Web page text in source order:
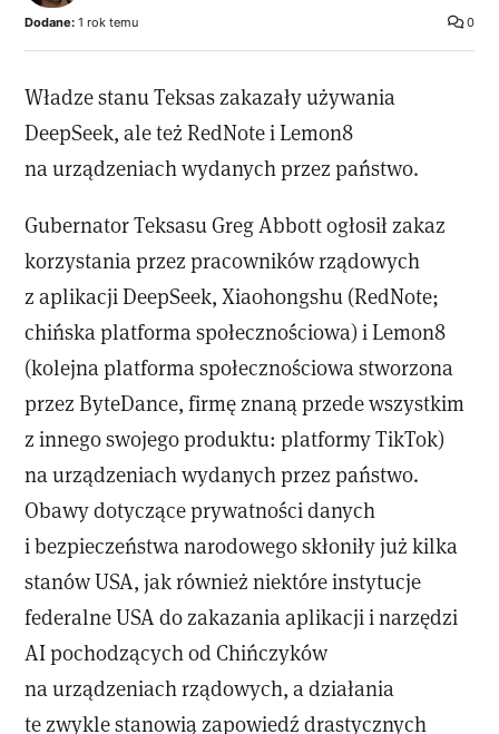
0
Dodane: 1 rok temu
Władze stanu Teksas zakazały używania
DeepSeek, ale też RedNote i Lemon8
na urządzeniach wydanych przez państwo.
Gubernator Teksasu Greg Abbott ogłosił zakaz
korzystania przez pracowników rządowych
z aplikacji DeepSeek, Xiaohongshu (RedNote;
chińska platforma społecznościowa) i Lemon8
(kolejna platforma społecznościowa stworzona
przez ByteDance, firmę znaną przede wszystkim
z innego swojego produktu: platformy TikTok)
na urządzeniach wydanych przez państwo.
Obawy dotyczące prywatności danych
i bezpieczeństwa narodowego skłoniły już kilka
stanów USA, jak również niektóre instytucje
federalne USA do zakazania aplikacji i narzędzi
AI pochodzących od Chińczyków
na urządzeniach rządowych, a działania
te zwykle stanowią zapowiedź drastycznych